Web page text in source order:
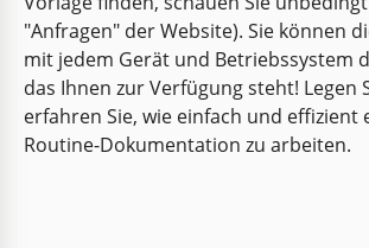
"Anfragen" der Website). Sie können
mit jedem Gerät und Betriebssystem
das Ihnen zur Verfügung steht! Legen
erfahren Sie, wie einfach und effizient
Routine-Dokumentation zu arbeiten.